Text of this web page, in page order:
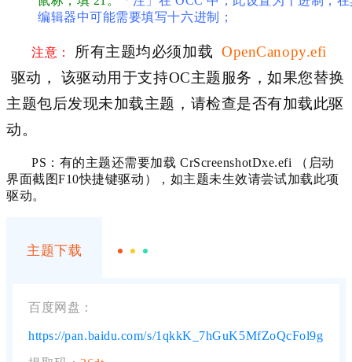
编辑器中可能需要填写十六进制；
注意： 所有主题均必须加载 OpenCanopy.efi
驱动， 该驱动用于支持OC主题服务，如果您替换
主题包后发现未加载主题，请检查是否有加载此驱
动。
PS： 有的主题还需要加载CrScreenshotDxe.efi （启动
界面截图F10快捷键驱动），如主题未生效请尝试加载此项
驱动。
主题下载
百度网盘：
https://pan.baidu.com/s/1qkkK_7hGuK5MfZoQcFol9g